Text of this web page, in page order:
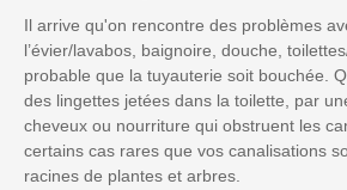
Il arrive qu'on rencontre des problèmes
l’évier/lavabos, baignoire, douche,
probable que la tuyauterie soit bouchée.
des lingettes jetées dans la toilette, par
cheveux ou nourriture qui obstruent les
certains cas rares que vos canalisations
racines de plantes et arbres.